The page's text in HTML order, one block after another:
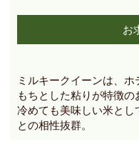
お
ミルキークイーンは、
もちとした粘りが特徴の
冷めても美味しい米とし
との相性抜群。